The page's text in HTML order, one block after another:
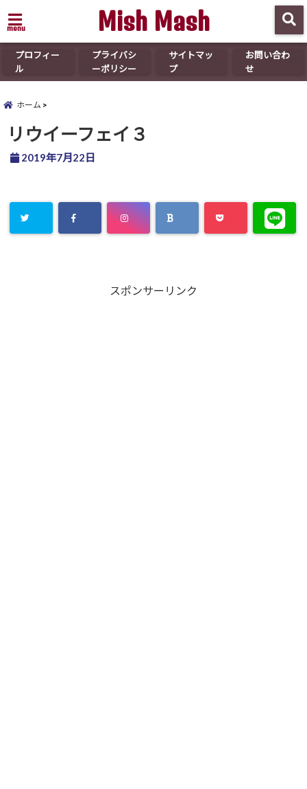
menu Mish Mash
プロフィー
ル
プライバシ
ーポリシー
サイトマッ
プ
お問い合わ
せ
ホーム
リウイーフェイ３
2019年7月22日
スポンサーリンク